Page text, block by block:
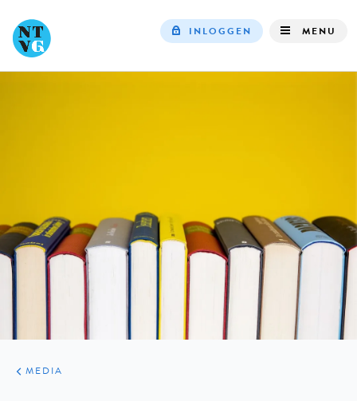
INLOGGEN MENU
ARTIKELEN
VARIA
MEDIA